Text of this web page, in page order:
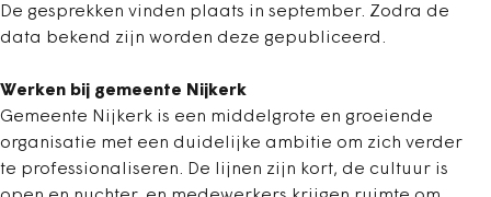
De gesprekken vinden plaats in september. Zodra de
data bekend zijn worden deze gepubliceerd.
Werken bij gemeente Nijkerk
Gemeente Nijkerk is een middelgrote en groeiende
organisatie met een duidelijke ambitie om zich verder
te professionaliseren. De lijnen zijn kort, de cultuur is